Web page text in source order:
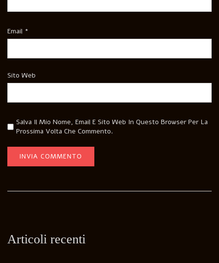
Email *
Sito Web
Salva Il Mio Nome, Email E Sito Web In Questo Browser Per La
Prossima Volta Che Commento.
Articoli recenti